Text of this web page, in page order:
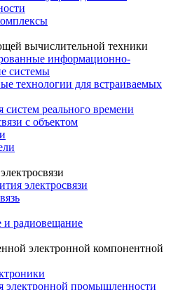
вычислительной техники
информационно-
системы
технологии для встраиваемых
реального времени
с объектом
электросвязи
и радиовещание
электронной компонентной
электронной промышленности